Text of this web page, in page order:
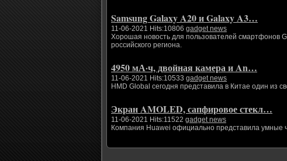
Samsung Galaxy A20 и Galaxy A3…
11-06-2021 Hits:10806 gadget news
Хорошая новость для пользователей смартфонов
российского региона.
4950 мА·ч, двойная камера и An…
11-06-2021 Hits:10533 gadget news
HMD Global сегодня представила в Китае один
Экран AMOLED, сапфировое стекл…
11-06-2021 Hits:11522 gadget news
Компания Huawei официально представила умные